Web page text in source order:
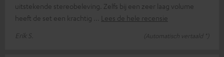
uitstekende stereobeleving. Zelfs bij een zeer laag volume
heeft de set een krachtig
Lees de hele recensie
Erik S.
(Automatisch vertaald *)